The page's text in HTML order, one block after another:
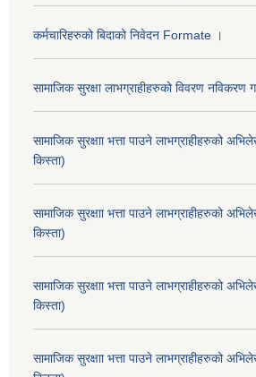
कर्मचारिहरुको बिदाको निवेदन Formate ।
सामाजिक सुरक्षा लाभग्राहीहरुको विवरण नविकरण
सामाजिक सुरक्षाा भत्ता पाउने लाभग्राहीहरुको
किस्ता)
सामाजिक सुरक्षाा भत्ता पाउने लाभग्राहीहरुको
किस्ता)
सामाजिक सुरक्षाा भत्ता पाउने लाभग्राहीहरुको
किस्ता)
सामाजिक सुरक्षाा भत्ता पाउने लाभग्राहीहरुको